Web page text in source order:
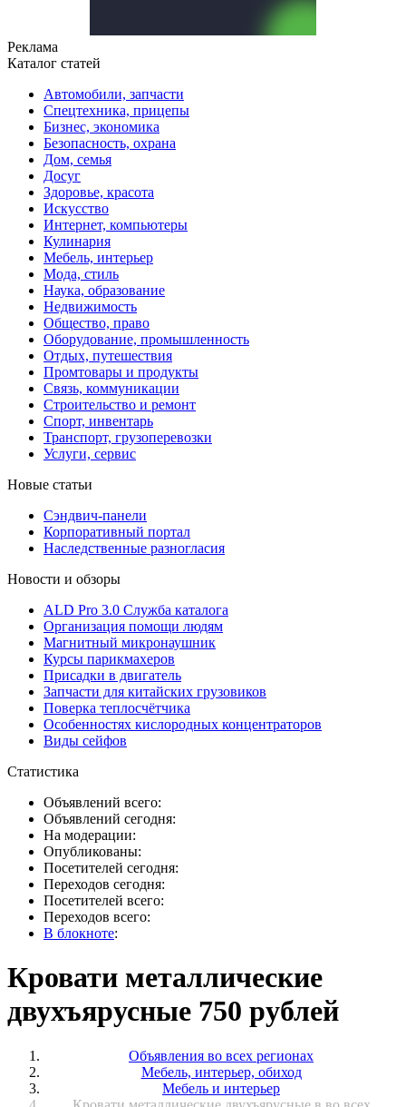
Реклама
Каталог статей
Автомобили, запчасти
Спецтехника, прицепы
Бизнес, экономика
Безопасность, охрана
Дом, семья
Досуг
Здоровье, красота
Искусство
Интернет, компьютеры
Кулинария
Мебель, интерьер
Мода, стиль
Наука, образование
Недвижимость
Общество, право
Оборудование, промышленность
Отдых, путешествия
Промтовары и продукты
Связь, коммуникации
Строительство и ремонт
Cпорт, инвентарь
Транспорт, грузоперевозки
Услуги, сервис
Новые статьи
Сэндвич-панели
Корпоративный портал
Наследственные разногласия
Новости и обзоры
ALD Pro 3.0 Служба каталога
Организация помощи людям
Магнитный микронаушник
Курсы парикмахеров
Присадки в двигатель
Запчасти для китайских грузовиков
Поверка теплосчётчика
Особенностях кислородных концентраторов
Виды сейфов
Статистика
Объявлений всего:
Объявлений сегодня:
На модерации:
Опубликованы:
Посетителей сегодня:
Переходов сегодня:
Посетителей всего:
Переходов всего:
В блокноте:
Кровати металлические
двухъярусные 750 рублей
Объявления во всех регионах
Мебель, интерьер, обиход
Мебель и интерьер